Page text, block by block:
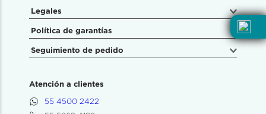
Legales
Política de garantías
Seguimiento de pedido
Atención a clientes
55 4500 2422